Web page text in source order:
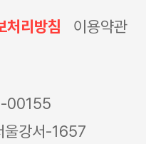
처리방침 이용약관
00155
울강서-1657